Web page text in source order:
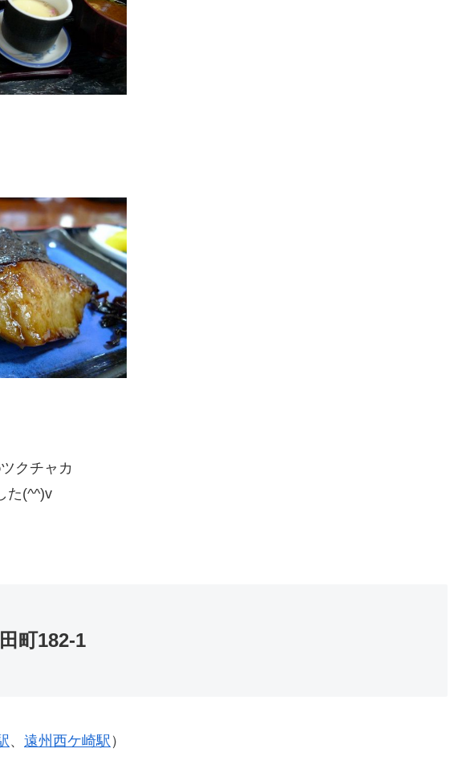
クチャカ
た(^^)v
町182-1
、 遠州西ケ崎駅 ）